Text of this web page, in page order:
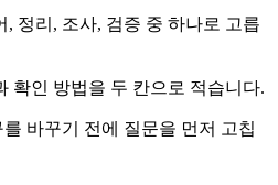
, 정리, 조사, 검증 중 하나로 고릅
확인 방법을 두 칸으로 적습니다.
바꾸기 전에 질문을 먼저 고칩